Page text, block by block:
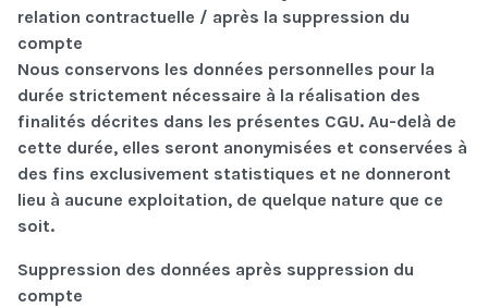
relation contractuelle / après la suppression du
compte
Nous conservons les données personnelles pour la
durée strictement nécessaire à la réalisation des
finalités décrites dans les présentes CGU. Au-delà de
cette durée, elles seront anonymisées et conservées à
des fins exclusivement statistiques et ne donneront
lieu à aucune exploitation, de quelque nature que ce
soit.
Suppression des données après suppression du
compte